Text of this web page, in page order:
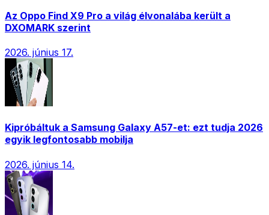
Az Oppo Find X9 Pro a világ élvonalába került a
DXOMARK szerint
2026. június 17.
Kipróbáltuk a Samsung Galaxy A57-et: ezt tudja 2026
egyik legfontosabb mobilja
2026. június 14.